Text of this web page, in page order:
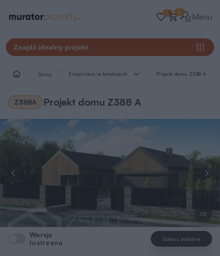
0 0 Menu
Znajdź idealny projekt
Domy Znajdziesz w kolekcjach Projekt domu Z388 A
Z388A Projekt domu Z388 A
1/2
Wersja
lustrzana
Zobacz podobne